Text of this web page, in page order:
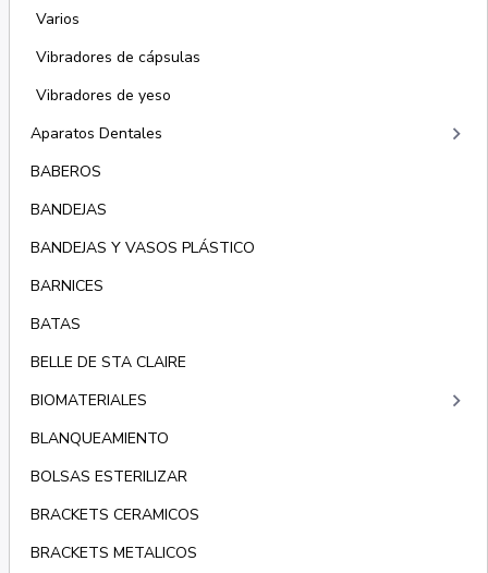
Varios
Vibradores de cápsulas
Vibradores de yeso
Aparatos Dentales
keyboard_arrow_right
BABEROS
BANDEJAS
BANDEJAS Y VASOS PLÁSTICO
BARNICES
BATAS
BELLE DE STA CLAIRE
BIOMATERIALES
keyboard_arrow_right
BLANQUEAMIENTO
BOLSAS ESTERILIZAR
BRACKETS CERAMICOS
BRACKETS METALICOS